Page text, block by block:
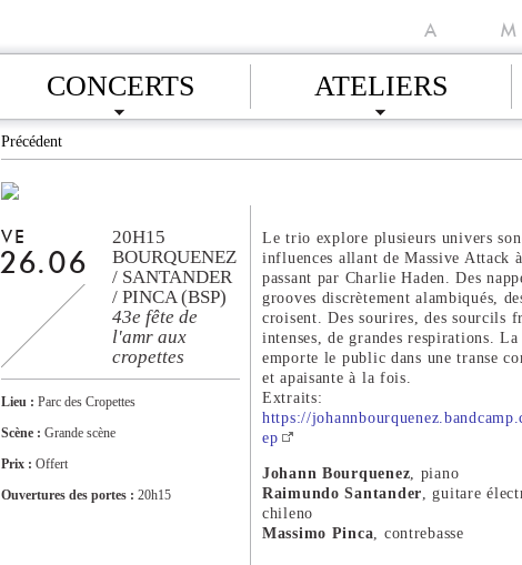
A M
CONCERTS ATELIERS
Précédent
VE
26.06
20H15
BOURQUENEZ
/ SANTANDER
/ PINCA (BSP)
43e fête de
l'amr aux
cropettes
Lieu : Parc des Cropettes
Scène : Grande scène
Prix : Offert
Ouvertures des portes : 20h15
Le trio explore plusieurs univers
influences allant de Massive Attack
passant par Charlie Haden. Des
grooves discrètement alambiqués,
croisent. Des sourires, des sourcils
intenses, de grandes respirations.
emporte le public dans une transe
et apaisante à la fois.
Extraits:
https://
ep
Johann Bourquenez, piano
Raimundo Santander, guitare
chileno
Massimo Pinca, contrebasse